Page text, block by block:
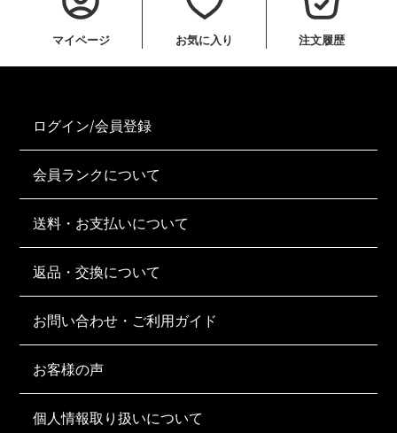
マイページ お気に入り 注文履歴
ログイン/会員登録
会員ランクについて
送料・お支払いについて
返品・交換について
お問い合わせ・ご利用ガイド
お客様の声
個人情報取り扱いについて